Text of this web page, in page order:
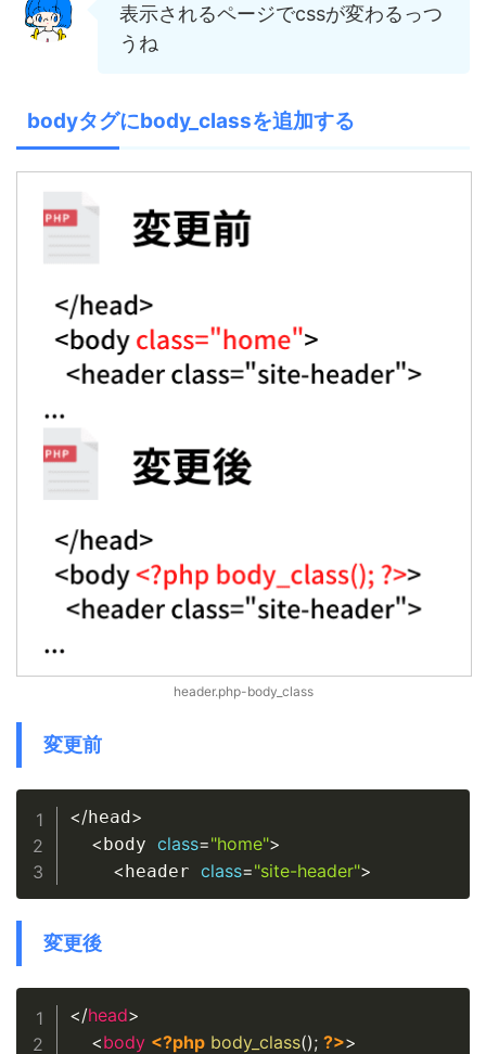
表示されるページでcssが変わるっつ
うね
bodyタグにbody_classを追加する
header.php-body_class
変更前
</head>
<body class="home">
<header class="site-header">
変更後
</head>
<body <?php body_class(); ?>>